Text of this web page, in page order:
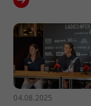
04.08.2025